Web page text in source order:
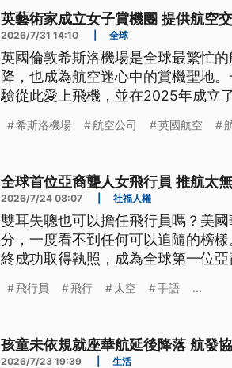
英藝術家成立女子賞機團 提供航空
2026/7/31 14:10 全球
英國倫敦希斯洛機場是全球最繁忙
降，也成為航空迷心中的賞機聖地
驗從此愛上飛機，並在2025年成立
希斯洛機場 航空公司 英國航空
全球首位亞裔聾人女飛行員 推航太
2026/7/24 08:07 社福人權
雙耳失聰也可以擔任飛行員嗎？美
分，一度看不到任何可以追隨的榜
終成功取得執照，成為全球第一位
台分享自己的追夢歷程，一起來看看
飛行員 飛行 太空 手語 ...
孩童未依規就座華航延後降落 航發
2026/7/23 19:39 生活